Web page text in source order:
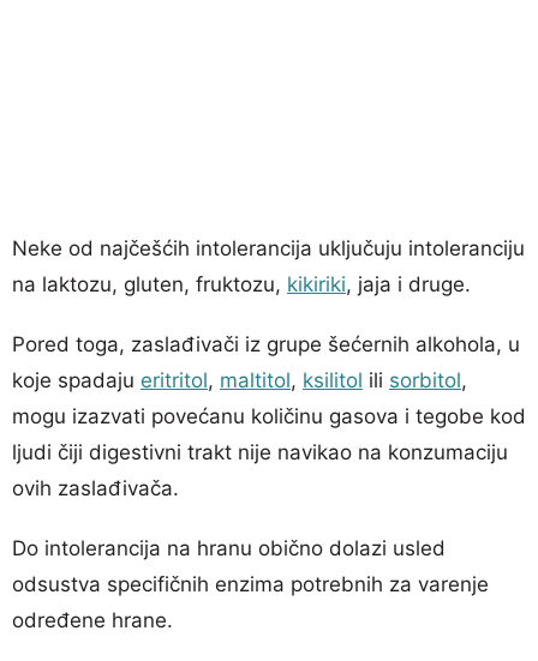
Neke od najčešćih intolerancija uključuju intoleranciju
na laktozu, gluten, fruktozu, kikiriki, jaja i druge.
Pored toga, zaslađivači iz grupe šećernih alkohola, u
koje spadaju eritritol, maltitol, ksilitol ili sorbitol,
mogu izazvati povećanu količinu gasova i tegobe kod
ljudi čiji digestivni trakt nije navikao na konzumaciju
ovih zaslađivača.
Do intolerancija na hranu obično dolazi usled
odsustva specifičnih enzima potrebnih za varenje
određene hrane.